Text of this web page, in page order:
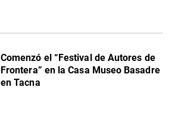
Comenzó el “Festival de Autores de
Frontera” en la Casa Museo Basadre
en Tacna